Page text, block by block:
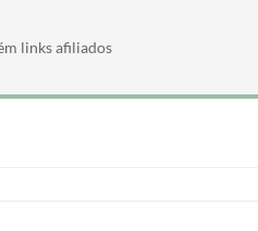
links afiliados